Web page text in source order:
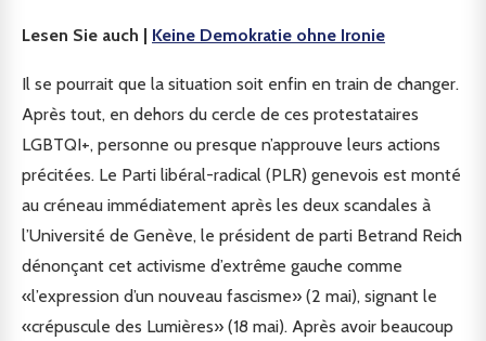
Lesen Sie auch | Keine Demokratie ohne Ironie
Il se pourrait que la situation soit enfin en train de changer.
Après tout, en dehors du cercle de ces protestataires
LGBTQI+, personne ou presque n’approuve leurs actions
précitées. Le Parti libéral-radical (PLR) genevois est monté
au créneau immédiatement après les deux scandales à
l’Université de Genève, le président de parti Betrand Reich
dénonçant cet activisme d’extrême gauche comme
«l’expression d’un nouveau fascisme» (2 mai), signant le
«crépuscule des Lumières» (18 mai). Après avoir beaucoup